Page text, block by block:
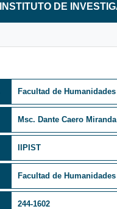
INSTITUTO DE
Facultad de
Msc. Dante Caero Miranda
IIPIST
Facultad de
244-1602